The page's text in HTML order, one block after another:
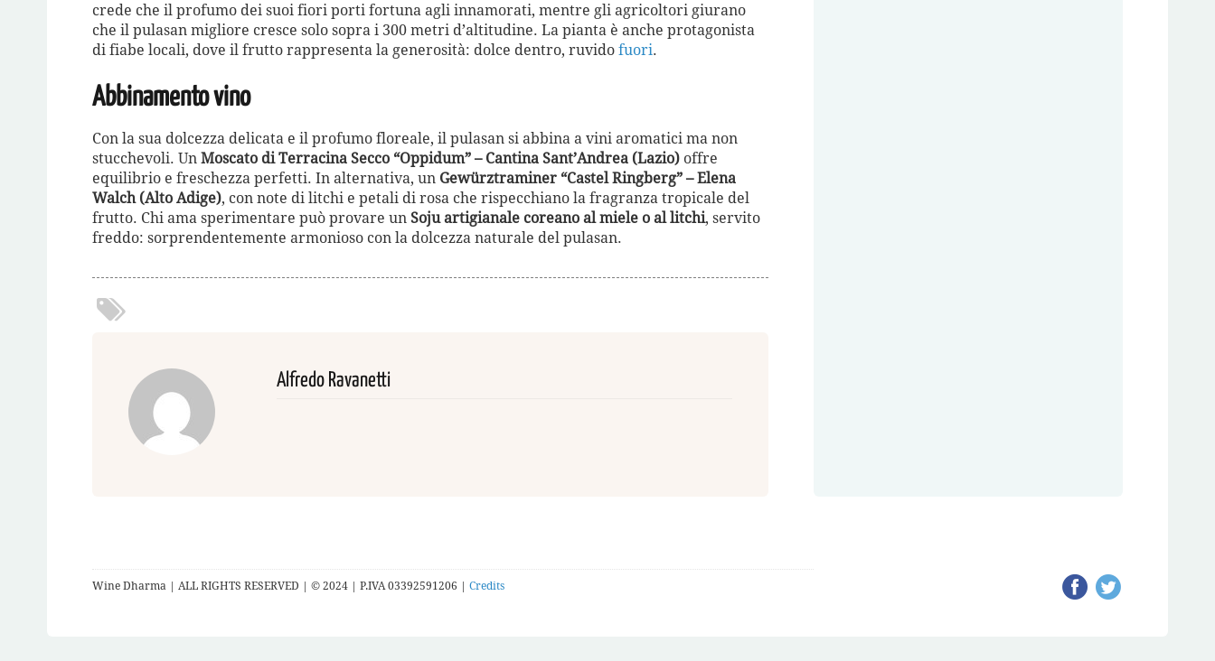
crede che il profumo dei suoi fiori porti fortuna agli innamorati, mentre gli agricoltori giurano
che il pulasan migliore cresce solo sopra i 300 metri d’altitudine. La pianta è anche protagonista
di fiabe locali, dove il frutto rappresenta la generosità: dolce dentro, ruvido fuori.
Abbinamento vino
Con la sua dolcezza delicata e il profumo floreale, il pulasan si abbina a vini aromatici ma non
stucchevoli. Un Moscato di Terracina Secco “Oppidum” – Cantina Sant’Andrea (Lazio) offre
equilibrio e freschezza perfetti. In alternativa, un Gewürztraminer “Castel Ringberg” – Elena
Walch (Alto Adige), con note di litchi e petali di rosa che rispecchiano la fragranza tropicale del
frutto. Chi ama sperimentare può provare un Soju artigianale coreano al miele o al litchi, servito
freddo: sorprendentemente armonioso con la dolcezza naturale del pulasan.
Alfredo Ravanetti
Wine Dharma | ALL RIGHTS RESERVED | © 2024 | P.IVA 03392591206 | Credits